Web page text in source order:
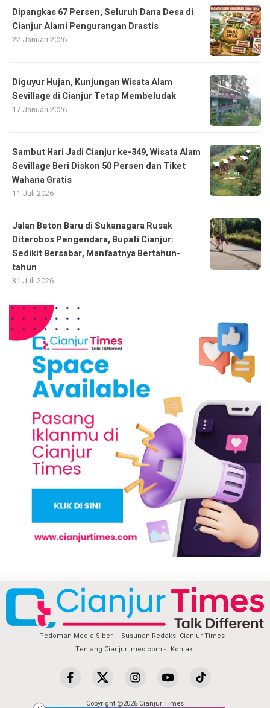
Dipangkas 67 Persen, Seluruh Dana Desa di
Cianjur Alami Pengurangan Drastis
22 Januari 2026
Diguyur Hujan, Kunjungan Wisata Alam
Sevillage di Cianjur Tetap Membeludak
17 Januari 2026
Sambut Hari Jadi Cianjur ke-349, Wisata Alam
Sevillage Beri Diskon 50 Persen dan Tiket
Wahana Gratis
11 Juli 2026
Jalan Beton Baru di Sukanagara Rusak
Diterobos Pengendara, Bupati Cianjur:
Sedikit Bersabar, Manfaatnya Bertahun-
tahun
31 Juli 2026
Pedoman Media Siber
Susunan Redaksi Cianjur Times
Tentang Cianjurtimes.com
Kontak
Copyright @2026 Cianjur Times